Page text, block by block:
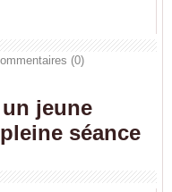
(0)
jeune
séance